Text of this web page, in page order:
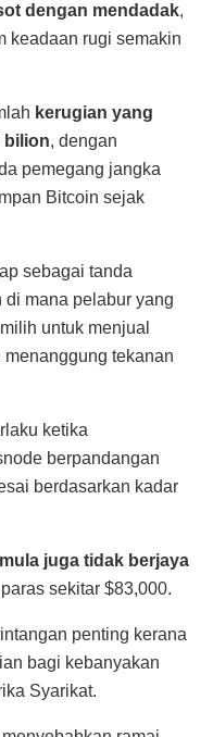
dengan mendadak,
keadaan rugi semakin
kerugian yang
bilion, dengan
pemegang jangka
Bitcoin sejak
sebagai tanda
mana pelabur yang
untuk menjual
tekanan
ketika
berpandangan
berdasarkan kadar
juga tidak berjaya
sekitar $83,000.
penting kerana
bagi kebanyakan
Syarikat.